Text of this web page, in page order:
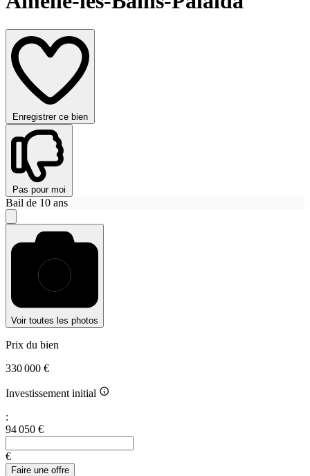
Enregistrer ce bien
Pas pour moi
Bail de 10 ans
Voir toutes les photos
Prix du bien
330 000 €
Investissement initial
:
94 050 €
€
Faire une offre